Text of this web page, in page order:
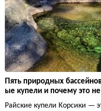
Пять природных
ые купели и почему это
Райские купели Корсики —